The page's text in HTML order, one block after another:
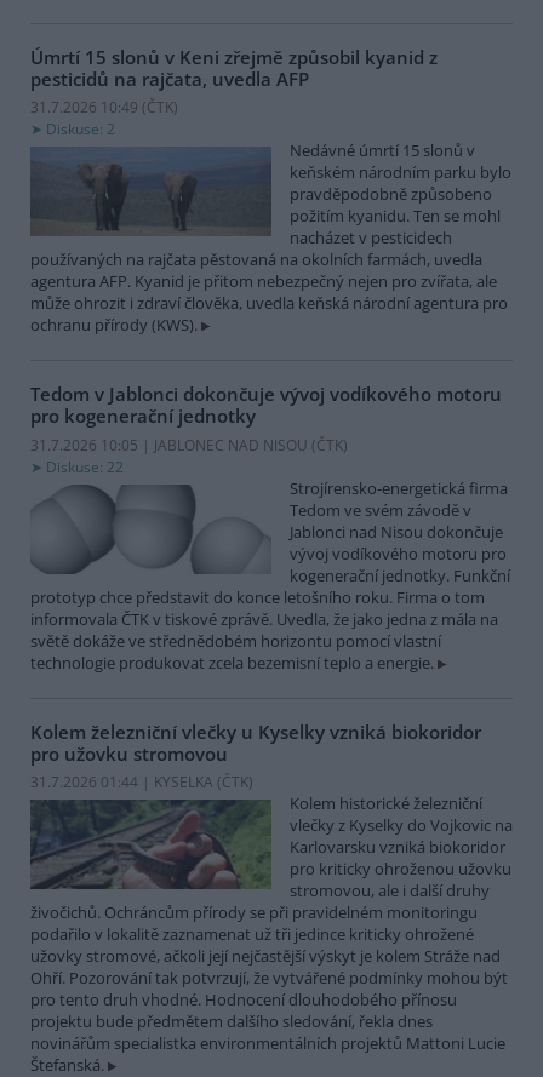
Úmrtí 15 slonů v Keni zřejmě způsobil kyanid z
pesticidů na rajčata, uvedla AFP
31.7.2026 10:49 (ČTK)
Diskuse: 2
Nedávné úmrtí 15 slonů v
keňském národním parku bylo
pravděpodobně způsobeno
požitím kyanidu. Ten se mohl
nacházet v pesticidech
používaných na rajčata pěstovaná na okolních farmách, uvedla
agentura AFP. Kyanid je přitom nebezpečný nejen pro zvířata, ale
může ohrozit i zdraví člověka, uvedla keňská národní agentura pro
ochranu přírody (KWS).
Tedom v Jablonci dokončuje vývoj vodíkového motoru
pro kogenerační jednotky
31.7.2026 10:05 | JABLONEC NAD NISOU (ČTK)
Diskuse: 22
Strojírensko-energetická firma
Tedom ve svém závodě v
Jablonci nad Nisou dokončuje
vývoj vodíkového motoru pro
kogenerační jednotky. Funkční
prototyp chce představit do konce letošního roku. Firma o tom
informovala ČTK v tiskové zprávě. Uvedla, že jako jedna z mála na
světě dokáže ve střednědobém horizontu pomocí vlastní
technologie produkovat zcela bezemisní teplo a energie.
Kolem železniční vlečky u Kyselky vzniká biokoridor
pro užovku stromovou
31.7.2026 01:44 | KYSELKA (ČTK)
Kolem historické železniční
vlečky z Kyselky do Vojkovic na
Karlovarsku vzniká biokoridor
pro kriticky ohroženou užovku
stromovou, ale i další druhy
živočichů. Ochráncům přírody se při pravidelném monitoringu
podařilo v lokalitě zaznamenat už tři jedince kriticky ohrožené
užovky stromové, ačkoli její nejčastější výskyt je kolem Stráže nad
Ohří. Pozorování tak potvrzují, že vytvářené podmínky mohou být
pro tento druh vhodné. Hodnocení dlouhodobého přínosu
projektu bude předmětem dalšího sledování, řekla dnes
novinářům specialistka environmentálních projektů Mattoni Lucie
Štefanská.